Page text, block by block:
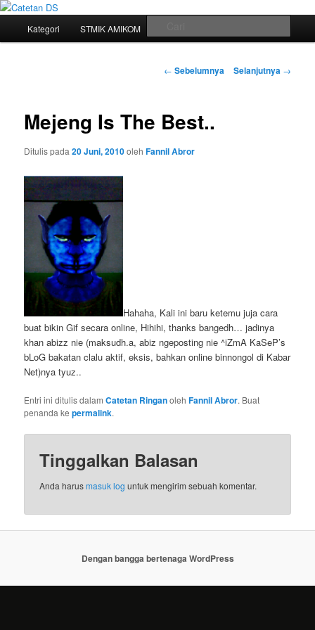
Mari bermimpi dan ciptakan kehendak
Langsung
utama
Kategori STMIK AMIKOM
Navigasi
← Sebelumnya Selanjutnya →
Mejeng Is The Best..
Ditulis pada20 Juni, 2010olehFannil Abror
Hahaha, Kali ini baru ketemu juja cara
buat bikin Gif secara online, Hihihi, thanks bangedh… jadinya
khan abizz nie (maksudh.a, abiz ngeposting nie ^iZmA KaSeP’s
bLoG bakatan clalu aktif, eksis, bahkan online binnongol di Kabar
Net)nya tyuz..
Entri ini ditulis dalamCatetan RinganolehFannil Abror. Buat
penanda kepermalink.
Tinggalkan Balasan
Anda harusmasuk log untuk mengirim sebuah komentar.
Dengan bangga bertenaga WordPress